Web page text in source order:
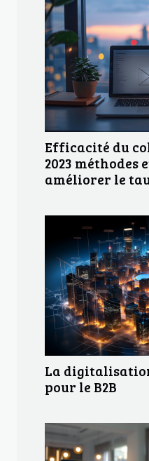
Efficacité du
2023 méthodes
améliorer le
La
pour le B2B